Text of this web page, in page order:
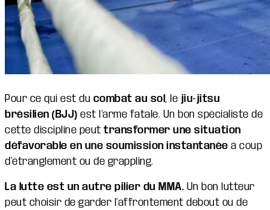
Pour ce qui est du combat au sol , le jiu-jitsu
brésilien (BJJ) est l’arme fatale. Un bon spécialiste de
cette discipline peut transformer une situation
défavorable en une soumission instantanée à coup
d’étranglement ou de grappling.
La lutte est un autre pilier du MMA. Un bon lutteur
peut choisir de garder l’affrontement debout ou de